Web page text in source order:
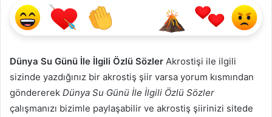
Dünya Su Günü İle İlgili Özlü Sözler Akrostişi ile ilgili
sizinde yazdığınız bir akrostiş şiir varsa yorum kısmından
göndererek Dünya Su Günü İle İlgili Özlü Sözler
çalışmanızı bizimle paylaşabilir ve akrostiş şiirinizi sitede